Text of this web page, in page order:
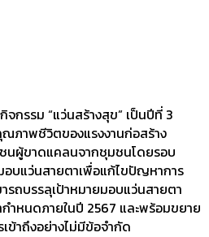
กรรม “แว่นสร้างสุข” เป็นปีที่ 3
ภาพชีวิตของแรงงานก่อสร้าง
ชนผู้ขาดแคลนจากชุมชนโดยรอบ
อบแว่นสายตาเพื่อแก้ไขปัญหาการ
รถบรรลุเป้าหมายมอบแว่นสายตา
กำหนดภายในปี 2567 และพร้อมขยาย
ข้าถึงอย่างไม่มีข้อจำกัด